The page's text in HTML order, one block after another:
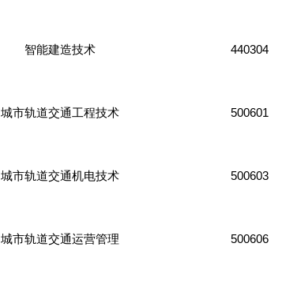
智能建造技术 440304
城市轨道交通工程技术 500601
城市轨道交通机电技术 500603
城市轨道交通运营管理 500606